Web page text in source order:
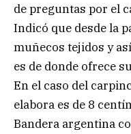
de preguntas por el
Indicó que desde la
muñecos tejidos y
es de donde ofrece
En el caso del
elabora es de 8
Bandera argentina